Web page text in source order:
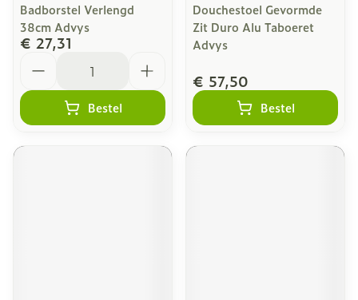
Badborstel Verlengd
38cm Advys
€ 27,31
Bestel
Douchestoel Gevormde
Zit Duro Alu Taboeret
Advys
€ 57,50
Bestel